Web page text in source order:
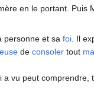
en le portant. Puis
personne et sa foi . Il
de consoler tout
vu peut comprendre,